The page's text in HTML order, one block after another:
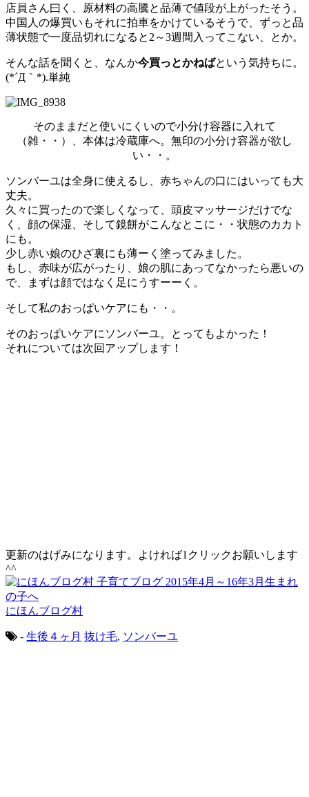
店員さん曰く、原材料の高騰と品薄で値段が上がったそう。
中国人の爆買いもそれに拍車をかけているそうで、ずっと品
薄状態で一度品切れになると2～3週間入ってこない、とか。
そんな話を聞くと、なんか今買っとかねばという気持ちに。
(*´Д｀*).単純
そのままだと使いにくいので小分け容器に入れて
（雑・・）、本体は冷蔵庫へ。無印の小分け容器が欲し
い・・。
ソンバーユは全身に使えるし、赤ちゃんの口にはいっても大
丈夫。
久々に買ったので楽しくなって、頭皮マッサージだけでな
く、顔の保湿、そして鏡餅がこんなとこに・・状態のカカト
にも。
少し赤い娘のひざ裏にも薄ーく塗ってみました。
もし、赤味が広がったり、娘の肌にあってなかったら悪いの
で、まずは顔ではなく足にうすーーく。
そして私のおっぱいケアにも・・。
そのおっぱいケアにソンバーユ。とってもよかった！
それについては次回アップします！
更新のはげみになります。よければ1クリックお願いします
^^
にほんブログ村
- 生後４ヶ月 抜け毛, ソンバーユ